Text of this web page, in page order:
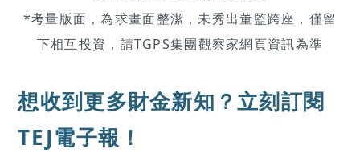
*考量版面，為求畫面整潔，未秀出董監跨座，僅留
下相互投資，請TGPS集團觀察家網頁資訊為準
想收到更多財金新知？立刻訂閱
TEJ電子報！